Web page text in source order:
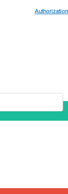
Authorization